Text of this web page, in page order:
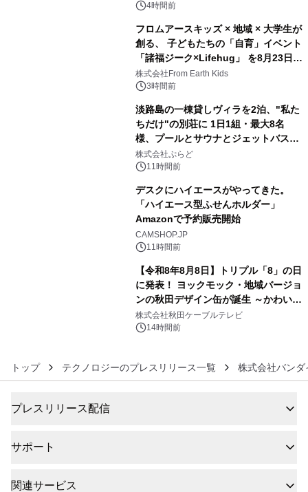
得な素泊まり連泊プランで
4時間前
フロムアースキッズ × 地域 × 大学生が
創る、 子どもたちの「自育」イベント
「諸福ジーク×Lifehug」 を8月23日
(日)開催
株式会社From Earth Kids
3時間前
淡路島の一棟貸しヴィラを2泊、"私た
ちだけ"の別荘に 1日1組・最大8名
様、プールとサウナとジェットバス付
きで Villa Mon Temps AWAJIの連泊
素泊りプラン
株式会社ぷらど
11時間前
デスクにハイエースがやってきた。
「ハイエース型ふせんホルダー」
Amazonで予約販売開始
CAMSHOP.JP
11時間前
【令和8年8月8日】トリプル「8」の日
に発表！ ヨックモック・地域バージョ
ンの秋田デザイン缶が誕生 ～かわいい
秋田犬の子犬と秋田の四季と名所を巡
るパッケージ～ 9月1日(火)秋田県内で
株式会社秋田ケーブルテレビ
14時間前
トップ テクノロジーのプレスリリース一覧 株式会社バン
プレスリリース配信
サポート
関連サービス